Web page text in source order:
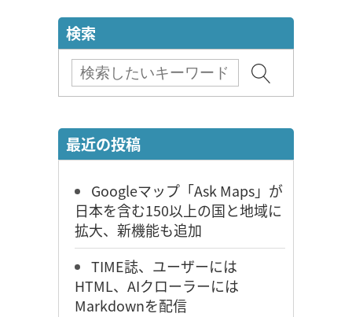
検索
最近の投稿
Googleマップ「Ask Maps」が
日本を含む150以上の国と地域に
拡大、新機能も追加
TIME誌、ユーザーには
HTML、AIクローラーには
Markdownを配信